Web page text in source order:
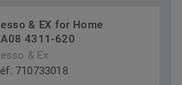
& EX for Home
4311-620
& Ex
710733018